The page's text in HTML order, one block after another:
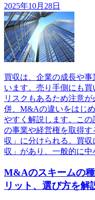
2025年10月28日
買収は、企業の成長や
います。売り手側にも買
リスクもあるため注意
併、M&Aの違いをはじ
やすく解説します。こ
の事業や経営権を取得
収」に分けられる。買
収」があり、一般的に中
M&Aのスキームの
リット、選び方を解